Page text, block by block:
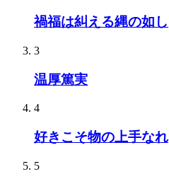
禍福は糾える縄の如し
3
温厚篤実
4
好きこそ物の上手なれ
5